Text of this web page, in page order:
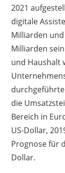
2021
digitale
Milliarden und
Milliarden
und Haushalt
durchgeführte
die
Bereich in
US-Dollar,
Prognose für
Dollar.